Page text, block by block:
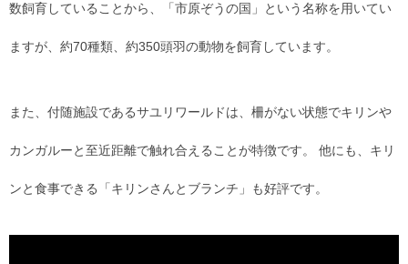
数飼育していることから、「市原ぞうの国」という名称を用いてい
ますが、約70種類、約350頭羽の動物を飼育しています。
また、付随施設であるサユリワールドは、柵がない状態でキリンや
カンガルーと至近距離で触れ合えることが特徴です。 他にも、キリ
ンと食事できる「キリンさんとブランチ」も好評です。